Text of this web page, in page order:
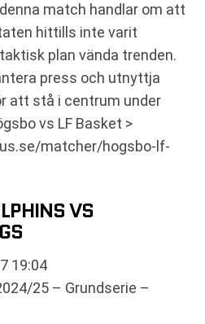
match handlar om att
hittills inte varit
plan vända trenden.
press och utnyttja
att stå i centrum under
vs LF Basket >
matcher/hogsbo-lf-
VS
19:04
25 – Grundserie –